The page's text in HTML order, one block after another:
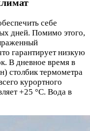
себе
дней. Помимо этого,
гарантирует низкую
В дневное время в
столбик термометра
курортного
+25 °C. Вода в